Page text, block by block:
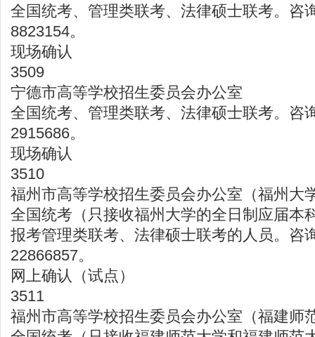
全国统考、管理类联考、法律硕士联考。咨
8823154。
现场确认
3509
宁德市高等学校招生委员会办公室
全国统考、管理类联考、法律硕士联考。咨
2915686。
现场确认
3510
福州市高等学校招生委员会办公室（福州大
全国统考（只接收福州大学的全日制应届本
报考管理类联考、法律硕士联考的人员。咨
22866857。
网上确认（试点）
3511
福州市高等学校招生委员会办公室（福建师